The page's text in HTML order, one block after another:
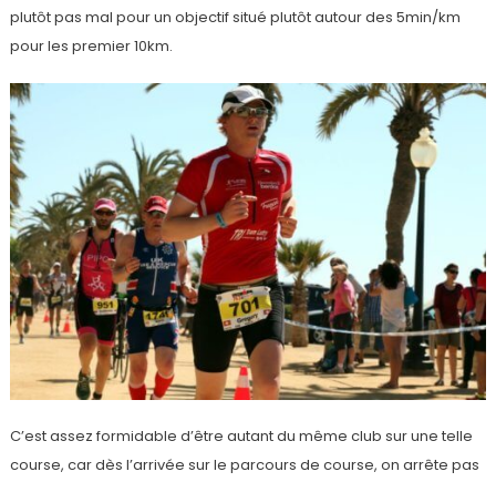
plutôt pas mal pour un objectif situé plutôt autour des 5min/km
pour les premier 10km.
C’est assez formidable d’être autant du même club sur une telle
course, car dès l’arrivée sur le parcours de course, on arrête pas